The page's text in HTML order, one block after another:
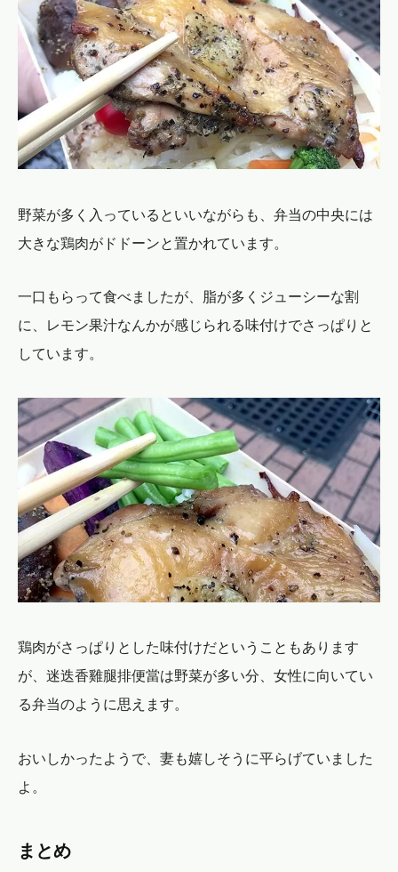
野菜が多く入っているといいながらも、弁当の中央には
大きな鶏肉がドドーンと置かれています。
一口もらって食べましたが、脂が多くジューシーな割
に、レモン果汁なんかが感じられる味付けでさっぱりと
しています。
鶏肉がさっぱりとした味付けだということもあります
が、迷迭香雞腿排便當は野菜が多い分、女性に向いてい
る弁当のように思えます。
おいしかったようで、妻も嬉しそうに平らげていました
よ。
まとめ